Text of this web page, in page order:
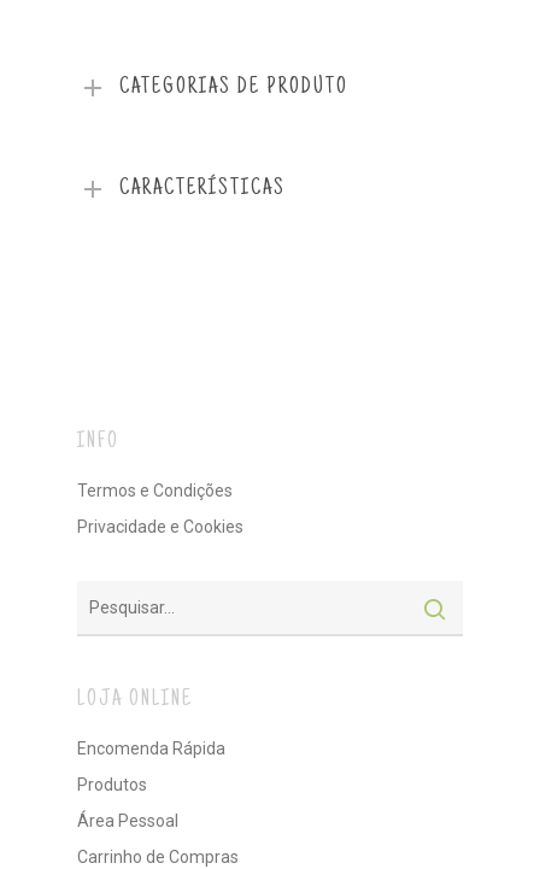
CATEGORIAS DE PRODUTO
CARACTERÍSTICAS
INFO
Termos e Condições
Privacidade e Cookies
LOJA ONLINE
Encomenda Rápida
Produtos
Área Pessoal
Carrinho de Compras